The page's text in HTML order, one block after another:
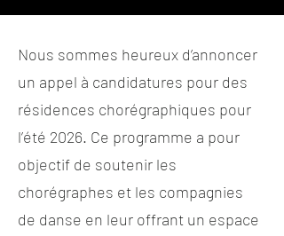
Nous sommes heureux d’annoncer
un appel à candidatures pour des
résidences chorégraphiques pour
l’été 2026. Ce programme a pour
objectif de soutenir les
chorégraphes et les compagnies
de danse en leur offrant un espace